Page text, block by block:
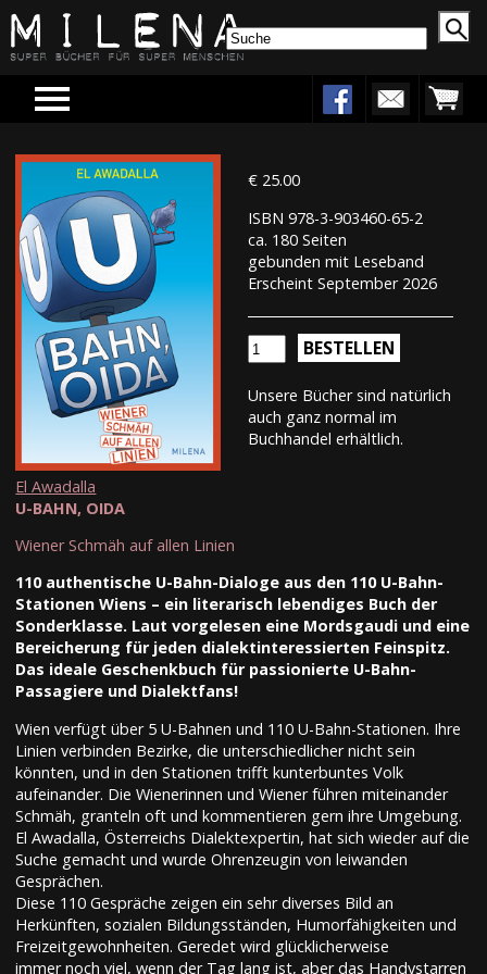
Menu
€ 25.00
ISBN 978-3-903460-65-2
ca. 180 Seiten
gebunden mit Leseband
Erscheint September 2026
BESTELLEN
Unsere Bücher sind natürlich
auch ganz normal im
Buchhandel erhältlich.
El Awadalla
U-BAHN, OIDA
Wiener Schmäh auf allen Linien
110 authentische U-Bahn-Dialoge aus den 110 U-Bahn-
Stationen Wiens – ein literarisch lebendiges Buch der
Sonderklasse. Laut vorgelesen eine Mordsgaudi und eine
Bereicherung für jeden dialektinteressierten Feinspitz.
Das ideale Geschenkbuch für passionierte U-Bahn-
Passagiere und Dialektfans!
Wien verfügt über 5 U-Bahnen und 110 U-Bahn-Stationen. Ihre
Linien verbinden Bezirke, die unterschiedlicher nicht sein
könnten, und in den Stationen trifft kunterbuntes Volk
aufeinander. Die Wienerinnen und Wiener führen miteinander
Schmäh, granteln oft und kommentieren gern ihre Umgebung.
El Awadalla, Österreichs Dialektexpertin, hat sich wieder auf die
Suche gemacht und wurde Ohrenzeugin von leiwanden
Gesprächen.
Diese 110 Gespräche zeigen ein sehr diverses Bild an
Herkünften, sozialen Bildungsständen, Humorfähigkeiten und
Freizeitgewohnheiten. Geredet wird glücklicherweise
immer noch viel, wenn der Tag lang ist, aber das Handystarren